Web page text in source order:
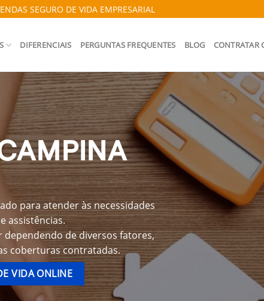
SEGURO DE VIDA EMPRESARIAL
DIFERENCIAIS PERGUNTAS FREQUENTES BLOG CONTRATAR
para atender às necessidades
assistências.
dependendo de diversos fatores,
coberturas contratadas.
VIDA ONLINE